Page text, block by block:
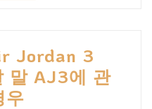
Jordan 3
말 AJ3에 관
우